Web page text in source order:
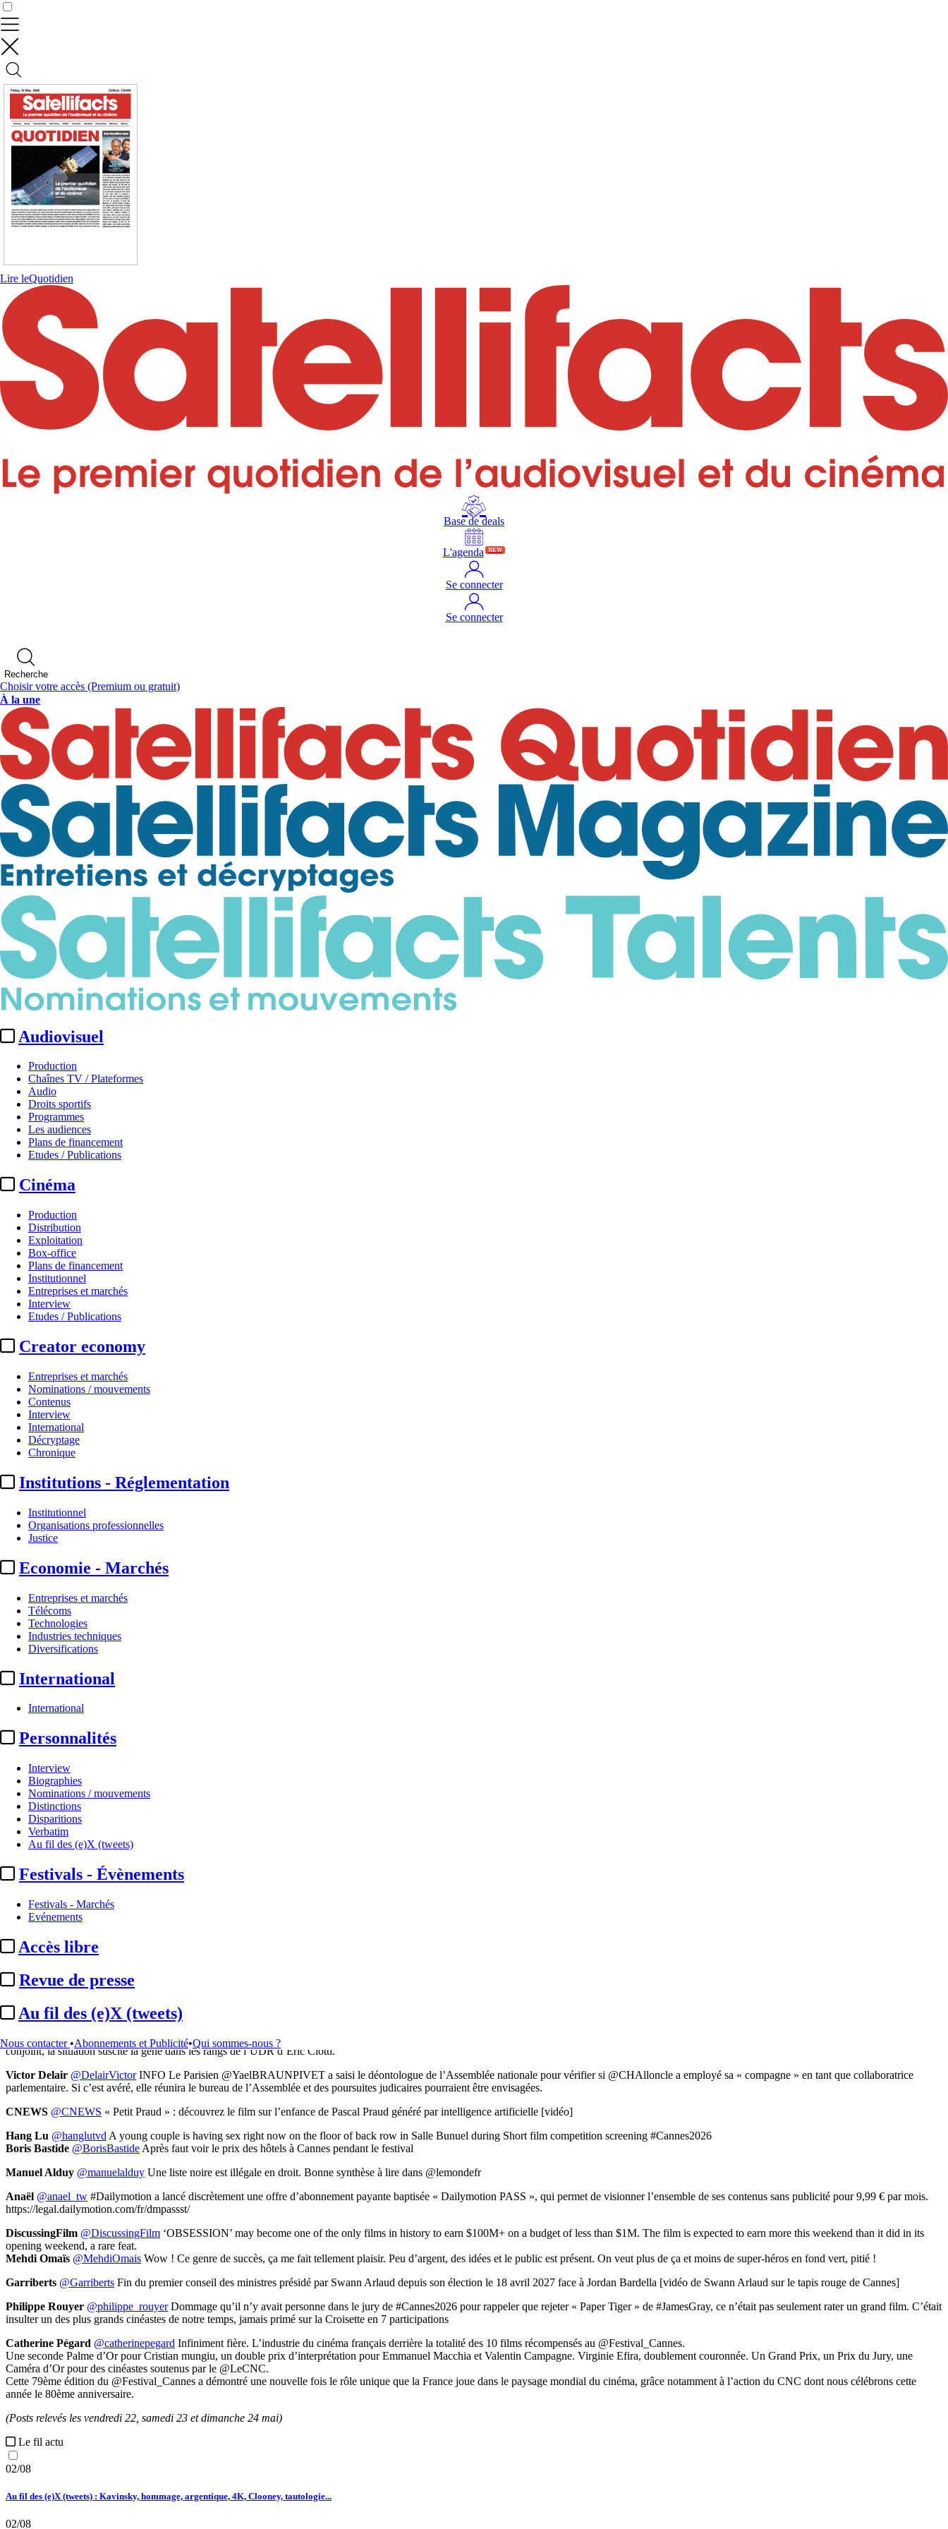
Lire leQuotidien
Base de deals
L'agenda NEW
Se connecter
Se connecter
Recherche
Choisir votre accès (Premium ou gratuit)
À la une
Audiovisuel
Production
Chaînes TV / Plateformes
Audio
Droits sportifs
Programmes
Les audiences
Plans de financement
Etudes / Publications
Cinéma
Production
Distribution
Exploitation
Box-office
Plans de financement
Institutionnel
Entreprises et marchés
Interview
Etudes / Publications
Creator economy
Entreprises et marchés
Nominations / mouvements
Contenus
Interview
International
Décryptage
Chronique
Institutions - Réglementation
Institutionnel
Organisations professionnelles
Justice
Economie - Marchés
Entreprises et marchés
Télécoms
Technologies
Industries techniques
Diversifications
International
International
Personnalités
Interview
Biographies
Nominations / mouvements
Distinctions
Disparitions
Verbatim
Au fil des (e)X (tweets)
Festivals - Évènements
Festivals - Marchés
Evénements
Accès libre
Revue de presse
Au fil des (e)X (tweets)
Nous contacter •Abonnements et Publicité•Qui sommes-nous ?
Au fil des (e)X (tweets) :
Translate
Fr
En
France tv
@FranceTV
données IA, devrait être le principal combat des créateurs. J’en parle dans Le Monde
le 22 juillet) [bande-annonce]
Alexandre Berteau
@aberteau_Des photos volées publiées jeudi par
conjoint, la situation suscite la gêne dans les rangs de l’UDR d’Éric Ciotti.
Victor Delair @DelairVictorINFO Le Parisien @YaelBRAUNPIVET a saisi le déontologue de l’Assemblée nationale pour vérifier si @CHAlloncle a employé sa « compagne » en tant que collaboratrice
parlementaire. Si c’est avéré, elle réunira le bureau de l’Assemblée et des poursuites judicaires pourraient être envisagées.
CNEWS @CNEWS « Petit Praud » : découvrez le film sur l’enfance de Pascal Praud généré par intelligence artificielle [vidéo]
Hang Lu @hanglutvd A young couple is having sex right now on the floor of back row in Salle Bunuel during Short film competition screening #Cannes2026
Boris Bastide @BorisBastide Après faut voir le prix des hôtels à Cannes pendant le festival
Manuel Alduy @manuelalduy Une liste noire est illégale en droit. Bonne synthèse à lire dans @lemondefr
Anaël @anael_tw #Dailymotion a lancé discrètement une offre d’abonnement payante baptisée « Dailymotion PASS », qui permet de visionner l’ensemble de ses contenus sans publicité pour 9,99 € par mois.
https://legal.dailymotion.com/fr/dmpassst/
DiscussingFilm @DiscussingFilm ‘OBSESSION’ may become one of the only films in history to earn $100M+ on a budget of less than $1M. The film is expected to earn more this weekend than it did in its
opening weekend, a rare feat.
Mehdi Omaïs @MehdiOmais Wow ! Ce genre de succès, ça me fait tellement plaisir. Peu d’argent, des idées et le public est présent. On veut plus de ça et moins de super-héros en fond vert, pitié !
Garriberts @Garriberts Fin du premier conseil des ministres présidé par Swann Arlaud depuis son élection le 18 avril 2027 face à Jordan Bardella [vidéo de Swann Arlaud sur le tapis rouge de Cannes]
Philippe Rouyer @philippe_rouyerDommage qu’il n’y avait personne dans le jury de #Cannes2026 pour rappeler que rejeter « Paper Tiger » de #JamesGray, ce n’était pas seulement rater un grand film. C’était
insulter un des plus grands cinéastes de notre temps, jamais primé sur la Croisette en 7 participations
Catherine Pégard @catherinepegard Infiniment fière. L’industrie du cinéma français derrière la totalité des 10 films récompensés au @Festival_Cannes.
Une seconde Palme d’Or pour Cristian mungiu, un double prix d’interprétation pour Emmanuel Macchia et Valentin Campagne. Virginie Efira, doublement couronnée. Un Grand Prix, un Prix du Jury, une
Caméra d’Or pour des cinéastes soutenus par le @LeCNC.
Cette 79ème édition du @Festival_Cannes a démontré une nouvelle fois le rôle unique que la France joue dans le paysage mondial du cinéma, grâce notamment à l’action du CNC dont nous célébrons cette
année le 80ème anniversaire.
(Posts relevés les vendredi 22, samedi 23 et dimanche 24 mai)
Le fil actu
02/08
Au fil des (e)X (tweets) : Kavinsky, hommage, argentique, 4K, Clooney, tautologie...
02/08
Contrôler vos données